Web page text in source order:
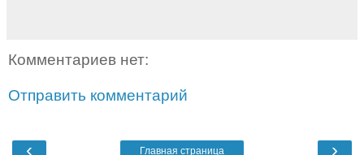
Комментариев нет:
Отправить комментарий
‹ ›
Главная страница